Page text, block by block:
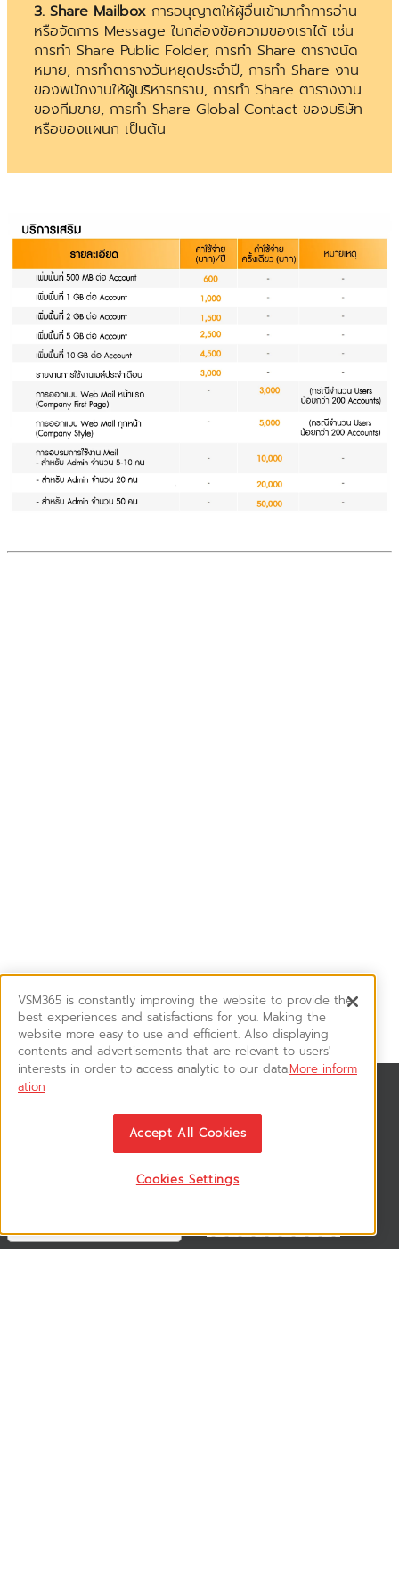
3. Share Mailbox การอนุญาตให้ผู้อื่นเข้ามาทำการอ่าน
หรือจัดการ Message ในกล่องข้อความของเราได้ เช่น
การทำ Share Public Folder, การทำ Share ตารางนัด
หมาย, การทำตารางวันหยุดประจำปี, การทำ Share งาน
ของพนักงานให้ผู้บริหารทราบ, การทำ Share ตารางงาน
ของทีมขาย, การทำ Share Global Contact ของบริษัท
หรือของแผนก เป็นต้น
News & Updates
ติดตามอัพเดทข่าวสาร, โปรโมชั่น, สินค้าราคาพิเศษ ได้ก่อนใคร
VSM365 is constantly improving the website to provide the
best experiences and satisfactions for you. Making the
website more easy to use and efficient. Also displaying
contents and advertisements that are relevant to users'
interests in order to access analytic to our data.More inform
ation
Accept All Cookies
Cookies Settings